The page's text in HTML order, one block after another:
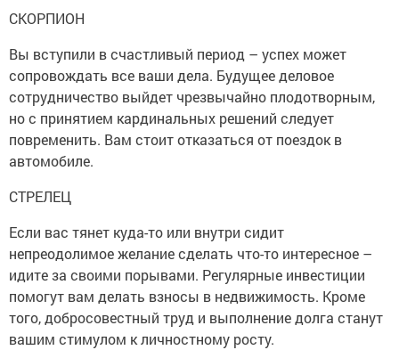
СКОРПИОН
Вы вступили в счастливый период – успех может
сопровождать все ваши дела. Будущее деловое
сотрудничество выйдет чрезвычайно плодотворным,
но с принятием кардинальных решений следует
повременить. Вам стоит отказаться от поездок в
автомобиле.
СТРЕЛЕЦ
Если вас тянет куда-то или внутри сидит
непреодолимое желание сделать что-то интересное –
идите за своими порывами. Регулярные инвестиции
помогут вам делать взносы в недвижимость. Кроме
того, добросовестный труд и выполнение долга станут
вашим стимулом к личностному росту.